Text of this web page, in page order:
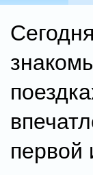
первой